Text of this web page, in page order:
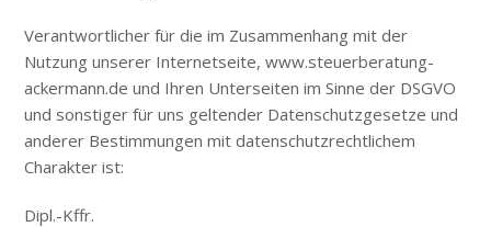
Verantwortlicher für die im Zusammenhang mit der
Nutzung unserer Internetseite, www.steuerberatung-
ackermann.de und Ihren Unterseiten im Sinne der DSGVO
und sonstiger für uns geltender Datenschutzgesetze und
anderer Bestimmungen mit datenschutzrechtlichem
Charakter ist:
Dipl.-Kffr.